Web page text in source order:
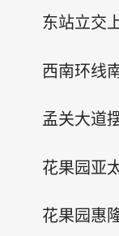
东站立交
西南环线
孟关大道
花果园亚
花果园惠